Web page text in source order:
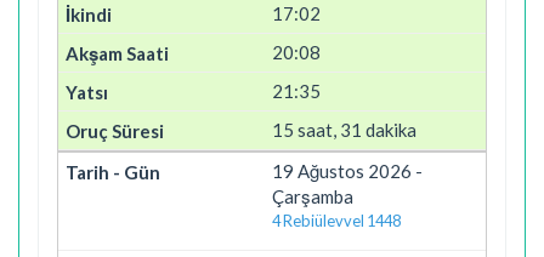
17:02
20:08
21:35
15 saat, 31 dakika
19 Ağustos 2026 -
Çarşamba
4 Rebiülevvel 1448